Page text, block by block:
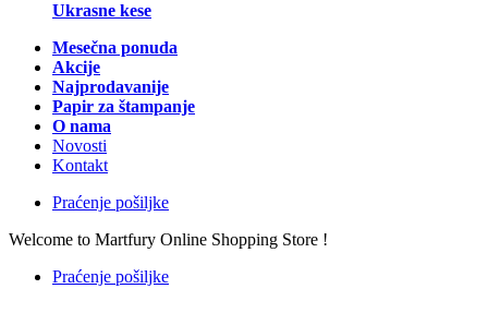
Ukrasne kese
Mesečna ponuda
Akcije
Najprodavanije
Papir za štampanje
O nama
Novosti
Kontakt
Praćenje pošiljke
Welcome to Martfury Online Shopping Store !
Praćenje pošiljke